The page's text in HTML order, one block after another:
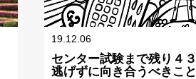
19.12.06
センター試験まで残り４
逃げずに向き合うべきこと